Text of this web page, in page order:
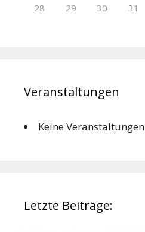
28 29 30 31
Veranstaltungen
Keine Veranstaltungen
Letzte Beiträge: